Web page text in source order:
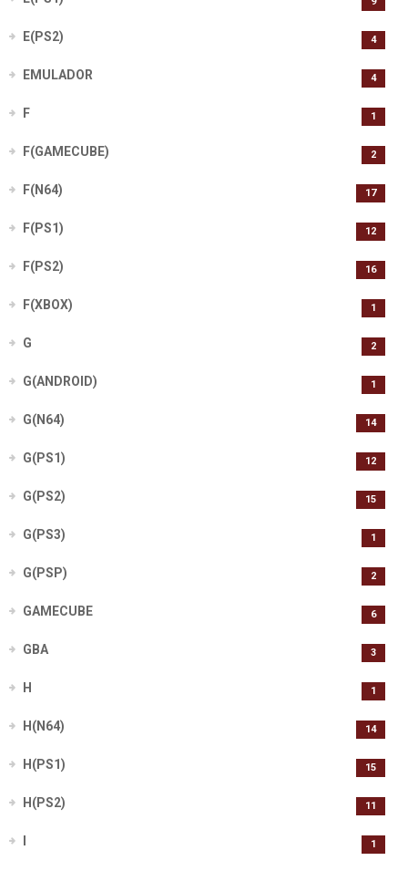
E(PS2) 4
EMULADOR 4
F 1
F(GAMECUBE) 2
F(N64) 17
F(PS1) 12
F(PS2) 16
F(XBOX) 1
G 2
G(ANDROID) 1
G(N64) 14
G(PS1) 12
G(PS2) 15
G(PS3) 1
G(PSP) 2
GAMECUBE 6
GBA 3
H 1
H(N64) 14
H(PS1) 15
H(PS2) 11
1